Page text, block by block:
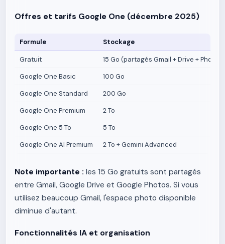
Offres et tarifs Google One (décembre 2025)
Formule Stockage
Gratuit
15 Go (partagés Gmail + Drive + Photos)
Google One Basic
100 Go
Google One Standard
200 Go
Google One Premium
2 To
Google One 5 To
5 To
Google One AI Premium
2 To + Gemini Advanced
Note importante : les 15 Go gratuits sont partagés
entre Gmail, Google Drive et Google Photos. Si vous
utilisez beaucoup Gmail, l'espace photo disponible
diminue d'autant.
Fonctionnalités IA et organisation